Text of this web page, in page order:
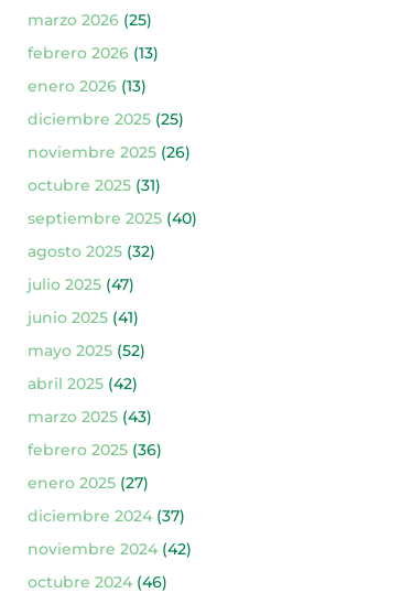
marzo 2026(25)
febrero 2026(13)
enero 2026(13)
diciembre 2025(25)
noviembre 2025(26)
octubre 2025(31)
septiembre 2025(40)
agosto 2025(32)
julio 2025(47)
junio 2025(41)
mayo 2025(52)
abril 2025(42)
marzo 2025(43)
febrero 2025(36)
enero 2025(27)
diciembre 2024(37)
noviembre 2024(42)
octubre 2024(46)